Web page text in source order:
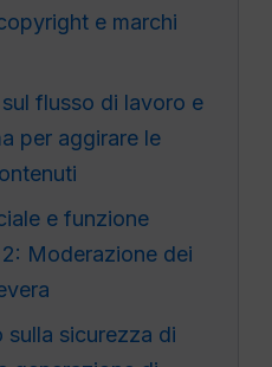
e marchi
flusso di lavoro e
per aggirare le
e funzione
Moderazione dei
sulla sicurezza di